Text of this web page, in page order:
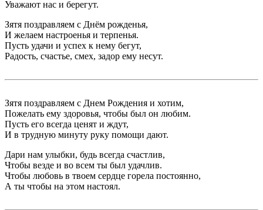
Уважают нас и берегут.
Зятя поздравляем с Днём рожденья,
И желаем настроенья и терпенья.
Пусть удачи и успех к нему бегут,
Радость, счастье, смех, задор ему несут.
Зятя поздравляем с Днем Рождения и хотим,
Пожелать ему здоровья, чтобы был он любим.
Пусть его всегда ценят и ждут,
И в трудную минуту руку помощи дают.
Дари нам улыбки, будь всегда счастлив,
Чтобы везде и во всем ты был удачлив.
Чтобы любовь в твоем сердце горела постоянно,
А ты чтобы на этом настоял.